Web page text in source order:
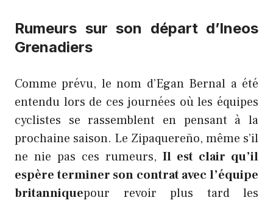
Rumeurs sur son départ d’Ineos
Grenadiers
Comme prévu, le nom d’Egan Bernal a été
entendu lors de ces journées où les équipes
cyclistes se rassemblent en pensant à la
prochaine saison. Le Zipaquereño, même s’il
ne nie pas ces rumeurs, Il est clair qu’il
espère terminer son contrat avec l’équipe
britanniquepour revoir plus tard les